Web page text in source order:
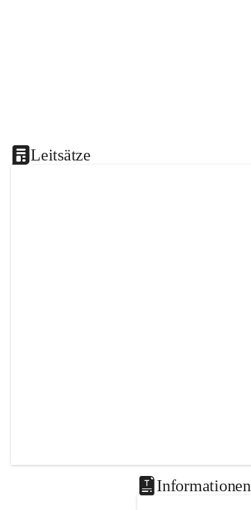
Leitsätze
Informationen